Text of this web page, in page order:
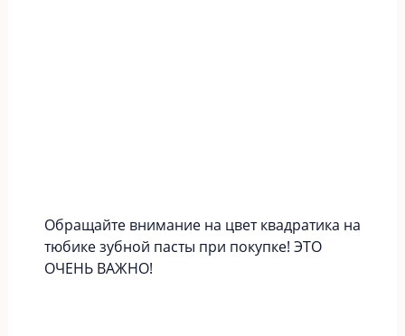
Обращайте внимание на цвет квадратика на
тюбике зубной пасты при покупке! ЭТО
ОЧЕНЬ ВАЖНО!